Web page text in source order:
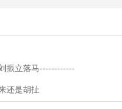
振立落马------------
还是胡扯